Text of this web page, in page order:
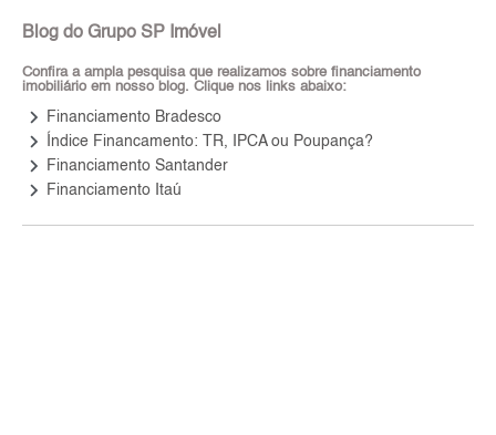
Blog do Grupo SP Imóvel
Confira a ampla pesquisa que realizamos sobre financiamento
imobiliário em nosso blog. Clique nos links abaixo:
keyboard_arrow_right Financiamento Bradesco
keyboard_arrow_right Índice Financamento: TR, IPCA ou Poupança?
keyboard_arrow_right Financiamento Santander
keyboard_arrow_right Financiamento Itaú